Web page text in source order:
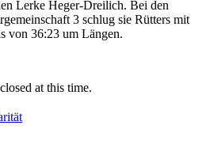
Lerke Heger-Dreilich. Bei den
3 schlug sie Rütters mit
von 36:23 um Längen.
at this time.